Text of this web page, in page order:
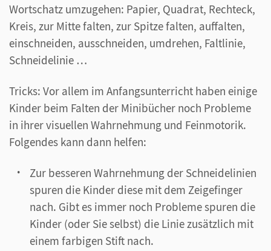
Wortschatz umzugehen: Papier, Quadrat, Rechteck,
Kreis, zur Mitte falten, zur Spitze falten, auffalten,
einschneiden, ausschneiden, umdrehen, Faltlinie,
Schneidelinie …
Tricks: Vor allem im Anfangsunterricht haben einige
Kinder beim Falten der Minibücher noch Probleme
in ihrer visuellen Wahrnehmung und Feinmotorik.
Folgendes kann dann helfen:
Zur besseren Wahrnehmung der Schneidelinien
spuren die Kinder diese mit dem Zeigefinger
nach. Gibt es immer noch Probleme spuren die
Kinder (oder Sie selbst) die Linie zusätzlich mit
einem farbigen Stift nach.